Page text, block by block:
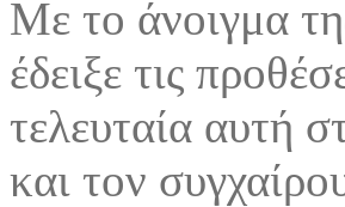
Με το άνοιγμα
έδειξε τις
τελευταία αυτή
και τον